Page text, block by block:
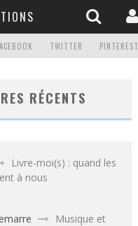
TWITTER PINTEREST
RÉCENTS
Livre-moi(s) : quand les
à nous
Musique et